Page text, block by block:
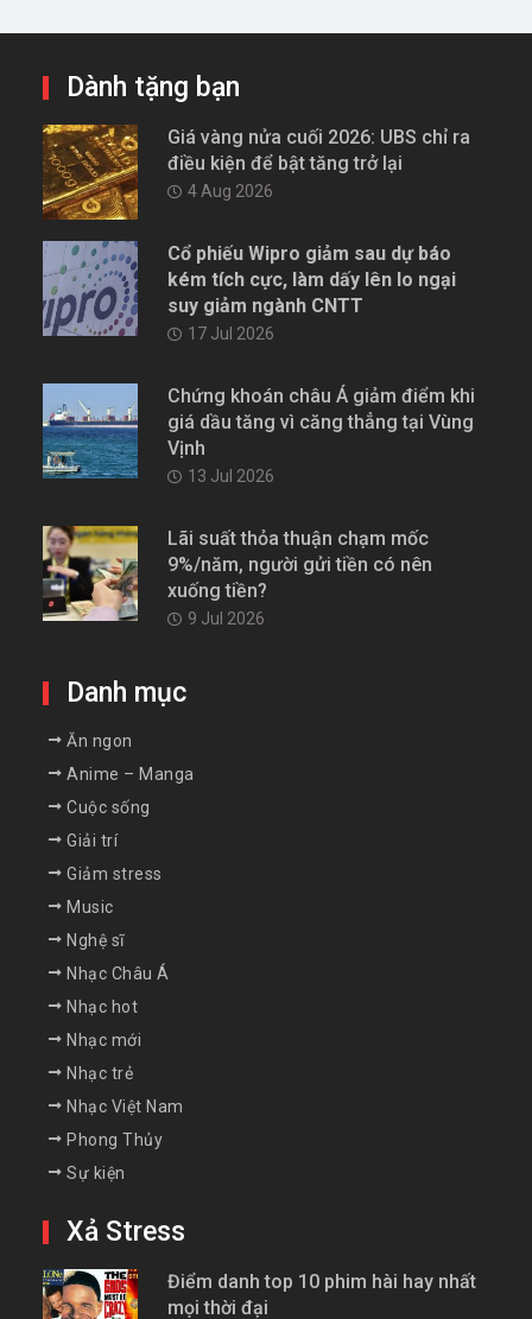
Dành tặng bạn
Giá vàng nửa cuối 2026: UBS chỉ ra
điều kiện để bật tăng trở lại
4 Aug 2026
Cổ phiếu Wipro giảm sau dự báo
kém tích cực, làm dấy lên lo ngại
suy giảm ngành CNTT
17 Jul 2026
Chứng khoán châu Á giảm điểm khi
giá dầu tăng vì căng thẳng tại Vùng
Vịnh
13 Jul 2026
Lãi suất thỏa thuận chạm mốc
9%/năm, người gửi tiền có nên
xuống tiền?
9 Jul 2026
Danh mục
Ăn ngon
Anime – Manga
Cuộc sống
Giải trí
Giảm stress
Music
Nghệ sĩ
Nhạc Châu Á
Nhạc hot
Nhạc mới
Nhạc trẻ
Nhạc Việt Nam
Phong Thủy
Sự kiện
Xả Stress
Điểm danh top 10 phim hài hay nhất
mọi thời đại